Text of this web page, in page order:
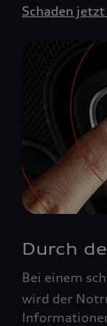
Schaden
Durch
Bei einem
wird der